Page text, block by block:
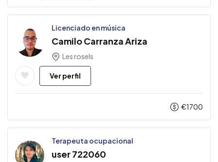
Licenciado en música
Camilo Carranza Ariza
Les rosels
Ver perfil
€1700
Terapeuta ocupacional
user 722060